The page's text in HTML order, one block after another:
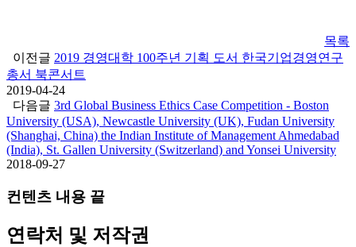
목록
이전글 2019 경영대학 100주년 기획 도서 한국기업경영연구
총서 북콘서트
2019-04-24
다음글 3rd Global Business Ethics Case Competition - Boston
University (USA), Newcastle University (UK), Fudan University
(Shanghai, China) the Indian Institute of Management Ahmedabad
(India), St. Gallen University (Switzerland) and Yonsei University
2018-09-27
컨텐츠 내용 끝
연락처 및 저작권